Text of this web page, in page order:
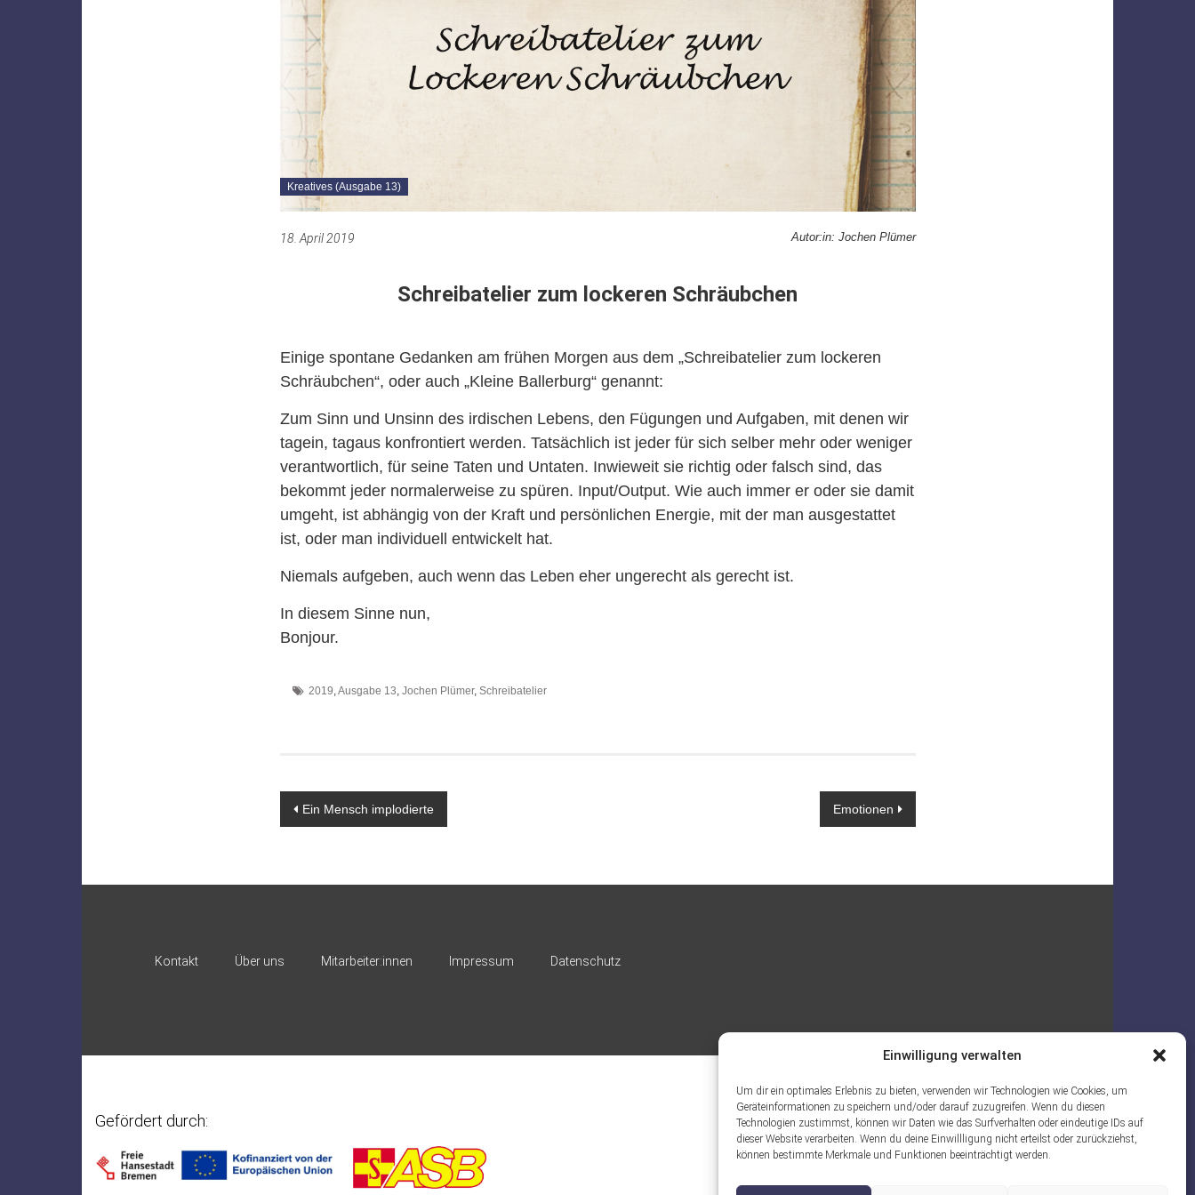
Einwilligung verwalten
Um dir ein optimales Erlebnis zu bieten, verwenden wir Technologien wie Cookies, um
Geräteinformationen zu speichern und/oder darauf zuzugreifen. Wenn du diesen
Technologien zustimmst, können wir Daten wie das Surfverhalten oder eindeutige IDs auf
dieser Website verarbeiten. Wenn du deine Einwillligung nicht erteilst oder zurückziehst,
können bestimmte Merkmale und Funktionen beeinträchtigt werden.
Kreatives (Ausgabe 13)
18. April 2019 Autor:in: Jochen Plümer
Schreibatelier zum lockeren Schräubchen
Einige spontane Gedanken am frühen Morgen aus dem „Schreibatelier zum lockeren
Schräubchen“, oder auch „Kleine Ballerburg“ genannt:
Zum Sinn und Unsinn des irdischen Lebens, den Fügungen und Aufgaben, mit denen wir
tagein, tagaus konfrontiert werden. Tatsächlich ist jeder für sich selber mehr oder weniger
verantwortlich, für seine Taten und Untaten. Inwieweit sie richtig oder falsch sind, das
bekommt jeder normalerweise zu spüren. Input/Output. Wie auch immer er oder sie damit
umgeht, ist abhängig von der Kraft und persönlichen Energie, mit der man ausgestattet
ist, oder man individuell entwickelt hat.
Niemals aufgeben, auch wenn das Leben eher ungerecht als gerecht ist.
In diesem Sinne nun,
Bonjour.
2019 Ausgabe 13 Jochen Plümer, Schreibatelier
Beitragsnavigation
Ein Mensch implodierte Emotionen
Kontakt Über uns Mitarbeiter:innen Impressum Datenschutz
Gefördert durch: